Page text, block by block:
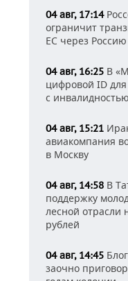
04 авг, 17:14
ограничит
ЕС через Россию
04 авг, 16:25 В
цифровой ID
с инвалидностью
04 авг, 15:21
авиакомпания
в Москву
04 авг, 14:58 В
поддержку
лесной отрасли
рублей
04 авг, 14:45
заочно